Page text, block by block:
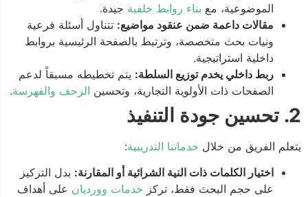
الموضوعية، مع بناء روابط خلفيةجيدة.
مقالات داعمة ضمن عنقود مواضيع:تتناول أسئلة فرعية
ونيات بحث متخصصة، وترتبط بالصفحة الرئيسية بروابط
داخلية استراتيجية.
ربط داخلي يخدم توزيع السلطة:يتم تخطيطه مسبقاً لدعم
الصفحات ذات الأولوية التجارية، وتحسين الزحف والفهرسة.
2. تحسين جودة التنفيذ
يتعلم الفريق من خلال خدماتنا التدريبية:
اختيار الكلمات ذات النية الشرائية أو المقارنة:بدل التركيز
على حجم البحث فقط، تركز خدمات وورديانعلى أهداف